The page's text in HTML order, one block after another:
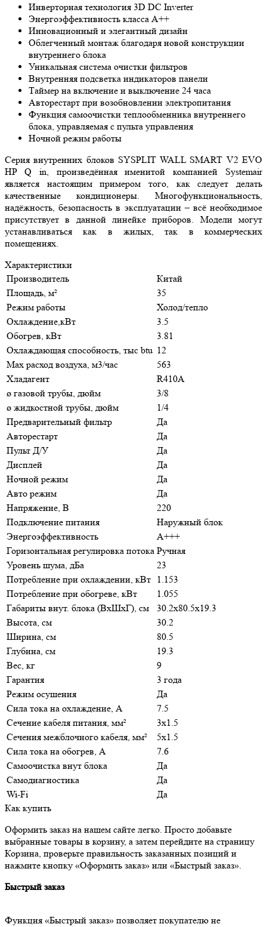
Инверторная технология 3D DC Inverter
Энергоэффективность класса А++
Инновационный и элегантный дизайн
Облегченный монтаж благодаря новой конструкции
внутреннего блока
Уникальная система очистки фильтров
Внутренняя подсветка индикаторов панели
Таймер на включение и выключение 24 часа
Авторестарт при возобновлении электропитания
Функция самоочистки теплообменника внутреннего
блока, управляемая с пульта управления
Ночной режим работы
Серия внутренних блоков SYSPLIT WALL SMART V2 EVO
HP Q in, произведённая именитой компанией Systemair
является настоящим примером того, как следует делать
качественные кондиционеры. Многофункциональность,
надёжность, безопасность в эксплуатации – всё необходимое
присутствует в данной линейке приборов. Модели могут
устанавливаться как в жилых, так в коммерческих
помещениях.
Характеристики
Производитель
Китай
Площадь, м²
35
Режим работы
Холод/тепло
Охлаждение,кВт
3.5
Обогрев, кВт
3.81
Охлаждающая способность, тыс btu 12
Max расход воздуха, м3/час
563
Хладагент
R410A
ø газовой трубы, дюйм
3/8
ø жидкостной трубы, дюйм
1/4
Предварительный фильтр
Да
Авторестарт
Да
Пульт Д/У
Да
Дисплей
Да
Ночной режим
Да
Авто режим
Да
Напряжение, В
220
Подключение питания
Наружный блок
Энергоэффективность
A+++
Горизонтальная регулировка потока Ручная
Уровень шума, дБа
23
Потребление при охлаждении, кВт
1.153
Потребление при обогреве, кВт
1.055
Габариты внут. блока (ВхШхГ), см
30.2х80.5х19.3
Высота, см
30.2
Ширина, см
80.5
Глубина, см
19.3
Вес, кг
9
Гарантия
3 года
Режим осушения
Да
Сила тока на охлаждение, А
7.5
Сечение кабеля питания, мм²
3х1.5
Сечения межблочного кабеля, мм²
5х1.5
Сила тока на обогрев, А
7.6
Самоочистка внут блока
Да
Самодиагностика
Да
Wi-Fi
Да
Как купить
Оформить заказ на нашем сайте легко. Просто добавьте
выбранные товары в корзину, а затем перейдите на страницу
Корзина, проверьте правильность заказанных позиций и
нажмите кнопку «Оформить заказ» или «Быстрый заказ».
Быстрый заказ
Функция «Быстрый заказ» позволяет покупателю не